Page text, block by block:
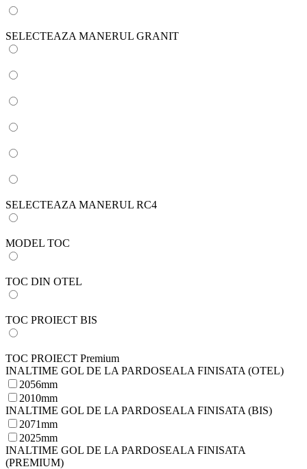
SELECTEAZA MANERUL GRANIT
SELECTEAZA MANERUL RC4
MODEL TOC
TOC DIN OTEL
TOC PROIECT BIS
TOC PROIECT Premium
INALTIME GOL DE LA PARDOSEALA FINISATA (OTEL)
2056mm
2010mm
INALTIME GOL DE LA PARDOSEALA FINISATA (BIS)
2071mm
2025mm
INALTIME GOL DE LA PARDOSEALA FINISATA
(PREMIUM)